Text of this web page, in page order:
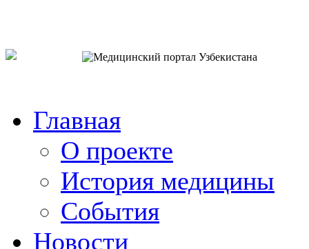
Главная
О проекте
История медицины
События
Новости